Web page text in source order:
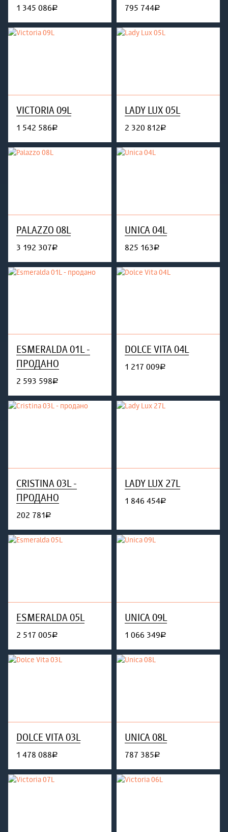
1 345 086руб. 795 744руб.
VICTORIA 09L
1 542 586руб.
LADY LUX 05L
2 320 812руб.
PALAZZO 08L
3 192 307руб.
UNICA 04L
825 163руб.
ESMERALDA 01L -
ПРОДАНО
2 593 598руб.
DOLCE VITA 04L
1 217 009руб.
CRISTINA 03L -
ПРОДАНО
202 781руб.
LADY LUX 27L
1 846 454руб.
ESMERALDA 05L
2 517 005руб.
UNICA 09L
1 066 349руб.
DOLCE VITA 03L
1 478 088руб.
UNICA 08L
787 385руб.